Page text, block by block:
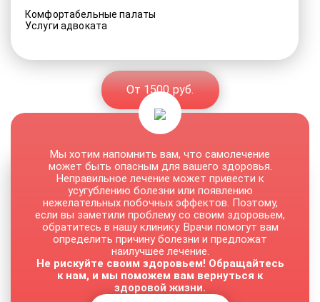
Комфортабельные палаты
Услуги адвоката
От 1500 руб.
Мы хотим напомнить вам, что самолечение
может быть опасным для вашего здоровья.
Неправильное лечение может привести к
усугублению болезни или появлению
нежелательных побочных эффектов. Поэтому,
если вы заметили проблему со своим здоровьем,
обратитесь в нашу клинику. Врачи помогут вам
определить причину болезни и предложат
наилучшее лечение.
Не рискуйте своим здоровьем! Обращайтесь
к нам, и мы поможем вам вернуться к
здоровой жизни.